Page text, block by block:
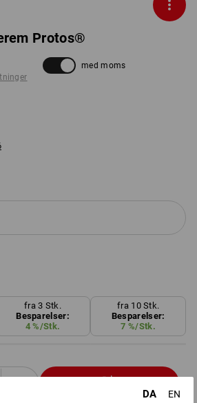
Protos®
med moms
fra 3 Stk.
Besparelser:
4 %/Stk.
fra 10 Stk.
Besparelser:
7 %/Stk.
DA
EN